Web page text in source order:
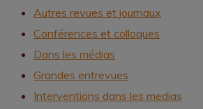
Autres revues et journaux
Conférences et colloques
Dans les médias
Grandes entrevues
Interventions dans les medias